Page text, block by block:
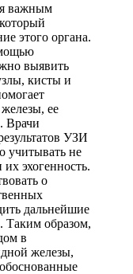
важным
этого органа.
выявить
кисты и
ее
Врачи
УЗИ
учитывать не
эхогенность.
о
дальнейшие
Таким образом,
в
железы,